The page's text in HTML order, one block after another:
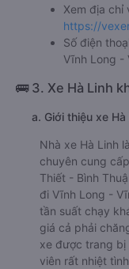
Xem địa chỉ
https://
Số điện
Vĩnh Long -
🚌 3. Xe Hà Linh
a. Giới thiệu xe Hà
Nhà xe Hà Linh
chuyên cung
Thiết - Bình
đi Vĩnh Long -
tần suất chạy
giá cả phải
xe được trang bị
viên rất nhiệt